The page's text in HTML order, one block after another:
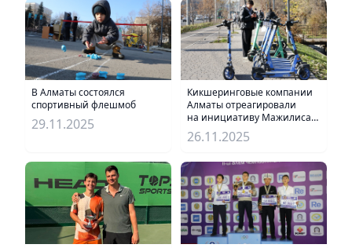
В Алматы состоялся
спортивный флешмоб
29.11.2025
Кикшеринговые компании
Алматы отреагировали
на инициативу Мажилиса
по "выдавливании"
самокатов с тротуаров
26.11.2025